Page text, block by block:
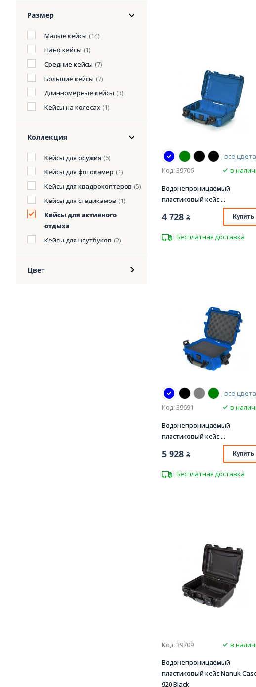
Размер
Малые кейсы (14)
Нано кейсы (1)
Средние кейсы (7)
Большие кейсы (7)
Длинномерные кейсы (3)
Кейсы на колесах (1)
Коллекция
Кейсы для оружия (6)
Кейсы для фотокамер (1)
Кейсы для квадрокоптеров (5)
Кейсы для стедикамов (1)
Кейсы для активного
отдыха
Кейсы для ноутбуков (2)
Цвет
все цвета
Код: 39706
в
Водонепроницаемый
пластиковый кейс ...
4 728 ₴ Купить
Бесплатная доставка
все цвета
Код: 39691
в
Водонепроницаемый
пластиковый кейс ...
5 928 ₴ Купить
Бесплатная доставка
Код: 39709
в
Водонепроницаемый
пластиковый кейс Nanuk
920 Black